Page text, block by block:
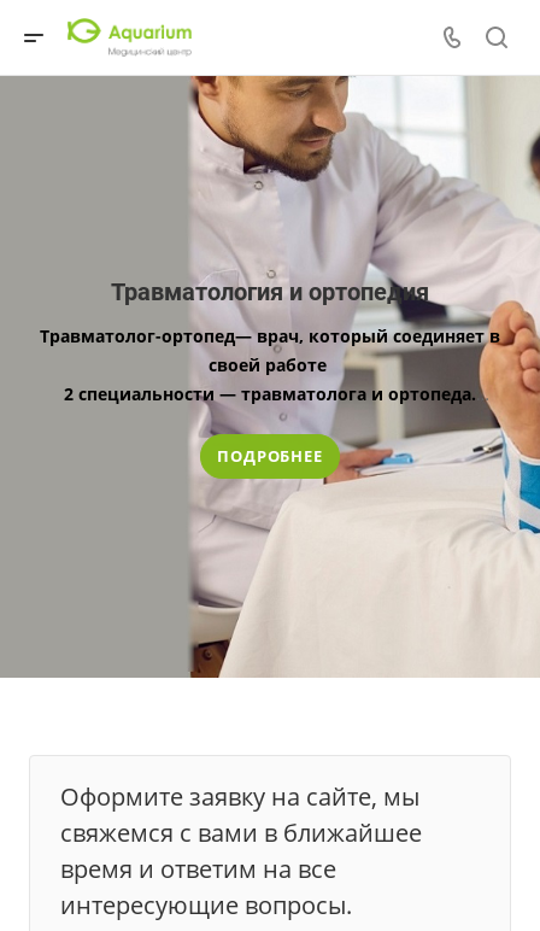
Травматология и ортопедия
Травматолог-ортопед— врач, который соединяет в
своей работе
2 специальности — травматолога и ортопеда.
Травматолог
лечением травм и фрактур, а ортопед —
заболеваниями
опорно-двигательной системы, врожденными и
приобретенными.
ПОДРОБНЕЕ
Оформите заявку на сайте, мы
свяжемся с вами в ближайшее
время и ответим на все
интересующие вопросы.